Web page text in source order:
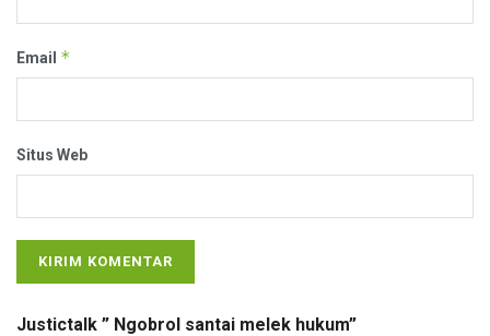
Email *
Situs Web
Justictalk ” Ngobrol santai melek hukum”